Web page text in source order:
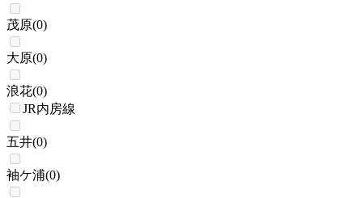
茂原(0)
大原(0)
浪花(0)
JR内房線
五井(0)
袖ケ浦(0)